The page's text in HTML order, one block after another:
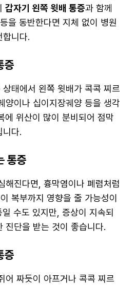
갑자기 왼쪽 윗배 통증과 함께
을 동반한다면 지체 없이 병원
니다.
증
태에서 왼쪽 윗배가 콕콕 찌르
양이나 십이지장궤양 등을 생각
에 위산이 많이 분비되어 점막
니다.
통증
해진다면, 흉막염이나 폐렴처럼
복부까지 영향을 줄 가능성이
수도 있지만, 증상이 지속되
진단을 받는 것이 좋습니다.
증
어 짜듯이 아프거나 콕콕 찌르